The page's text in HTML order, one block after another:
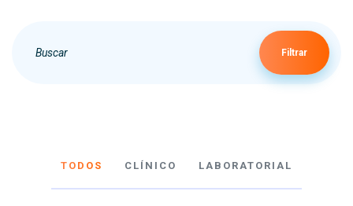
Filtrar
TODOS CLÍNICO LABORATORIAL